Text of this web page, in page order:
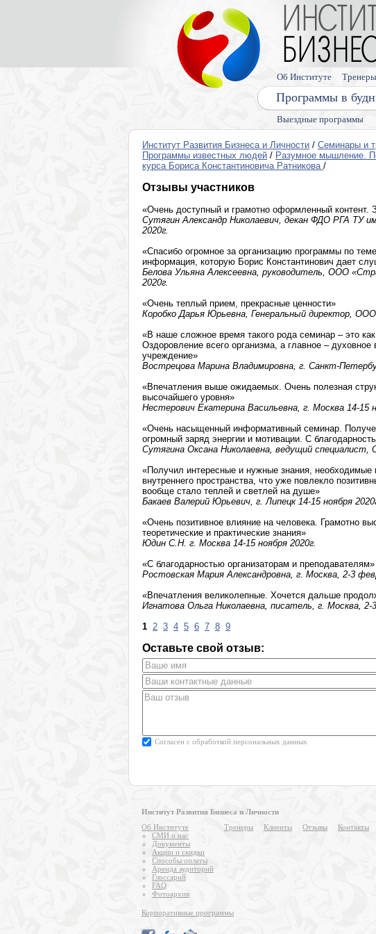
Выездные программы
Программы в
Об Институте Тренеры
Институт Развития Бизнеса и Личности / Семинары и
Программы известных людей / Разумное мышление.
курса Бориса Константиновича Ратникова /
Отзывы участников
«Очень доступный и грамотно оформленный контент.
Сутягин Александр Николаевич, декан ФДО РГА ТУ
2020г.
«Спасибо огромное за организацию программы по
информация, которую Борис Константинович дает
Белова Ульяна Алексеевна, руководитель, ООО
2020г.
«Очень теплый прием, прекрасные ценности»
Коробко Дарья Юрьевна, Генеральный директор,
«В наше сложное время такого рода семинар – это
Оздоровление всего организма, а главное –
учреждение»
Вострецова Марина Владимировна, г. Санкт-
«Впечатления выше ожидаемых. Очень полезная
высочайшего уровня»
Нестерович Екатерина Васильевна, г. Москва 14-15
«Очень насыщенный информативный семинар.
огромный заряд энергии и мотивации. С
Сутягина Оксана Николаевна, ведущий специалист,
«Получил интересные и нужные знания, необходимые
внутреннего пространства, что уже повлекло
вообще стало теплей и светлей на душе»
Бакаев Валерий Юрьевич, г. Липецк 14-15 ноября
«Очень позитивное влияние на человека. Грамотно
теоретические и практические знания»
Юдин С.Н. г. Москва 14-15 ноября 2020г.
«С благодарностью организаторам и преподавателям»
Ростовская Мария Александровна, г. Москва, 2-3
«Впечатления великолепные. Хочется дальше
Игнатова Ольга Николаевна, писатель, г. Москва, 2-
1 2 3 4 5 6 7 8 9
Оставьте свой отзыв:
Согласен с обработкой персональных данных
Институт Развития Бизнеса и Личности
Об Институте
СМИ о нас
Документы
Акции и скидки
Способы оплаты
Аренда аудиторий
Глоссарий
FAQ
Фотоархив
Тренеры Клиенты Отзывы Контакты
Корпоративные программы